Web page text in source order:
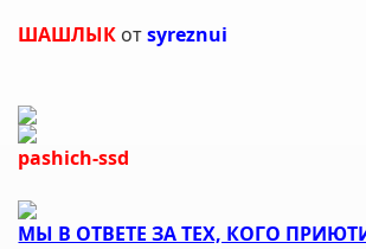
ШАШЛЫК отsyreznui
pashich-ssd
МЫ В ОТВЕТЕ ЗА ТЕХ, КОГО